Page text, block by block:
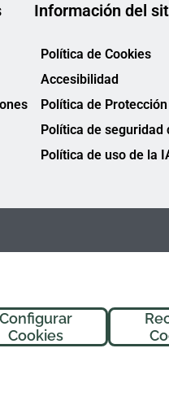
Configurar
Cookies
Información del
Política de Cookies
Accesibilidad
Política de
Política de seguridad
Política de uso de la